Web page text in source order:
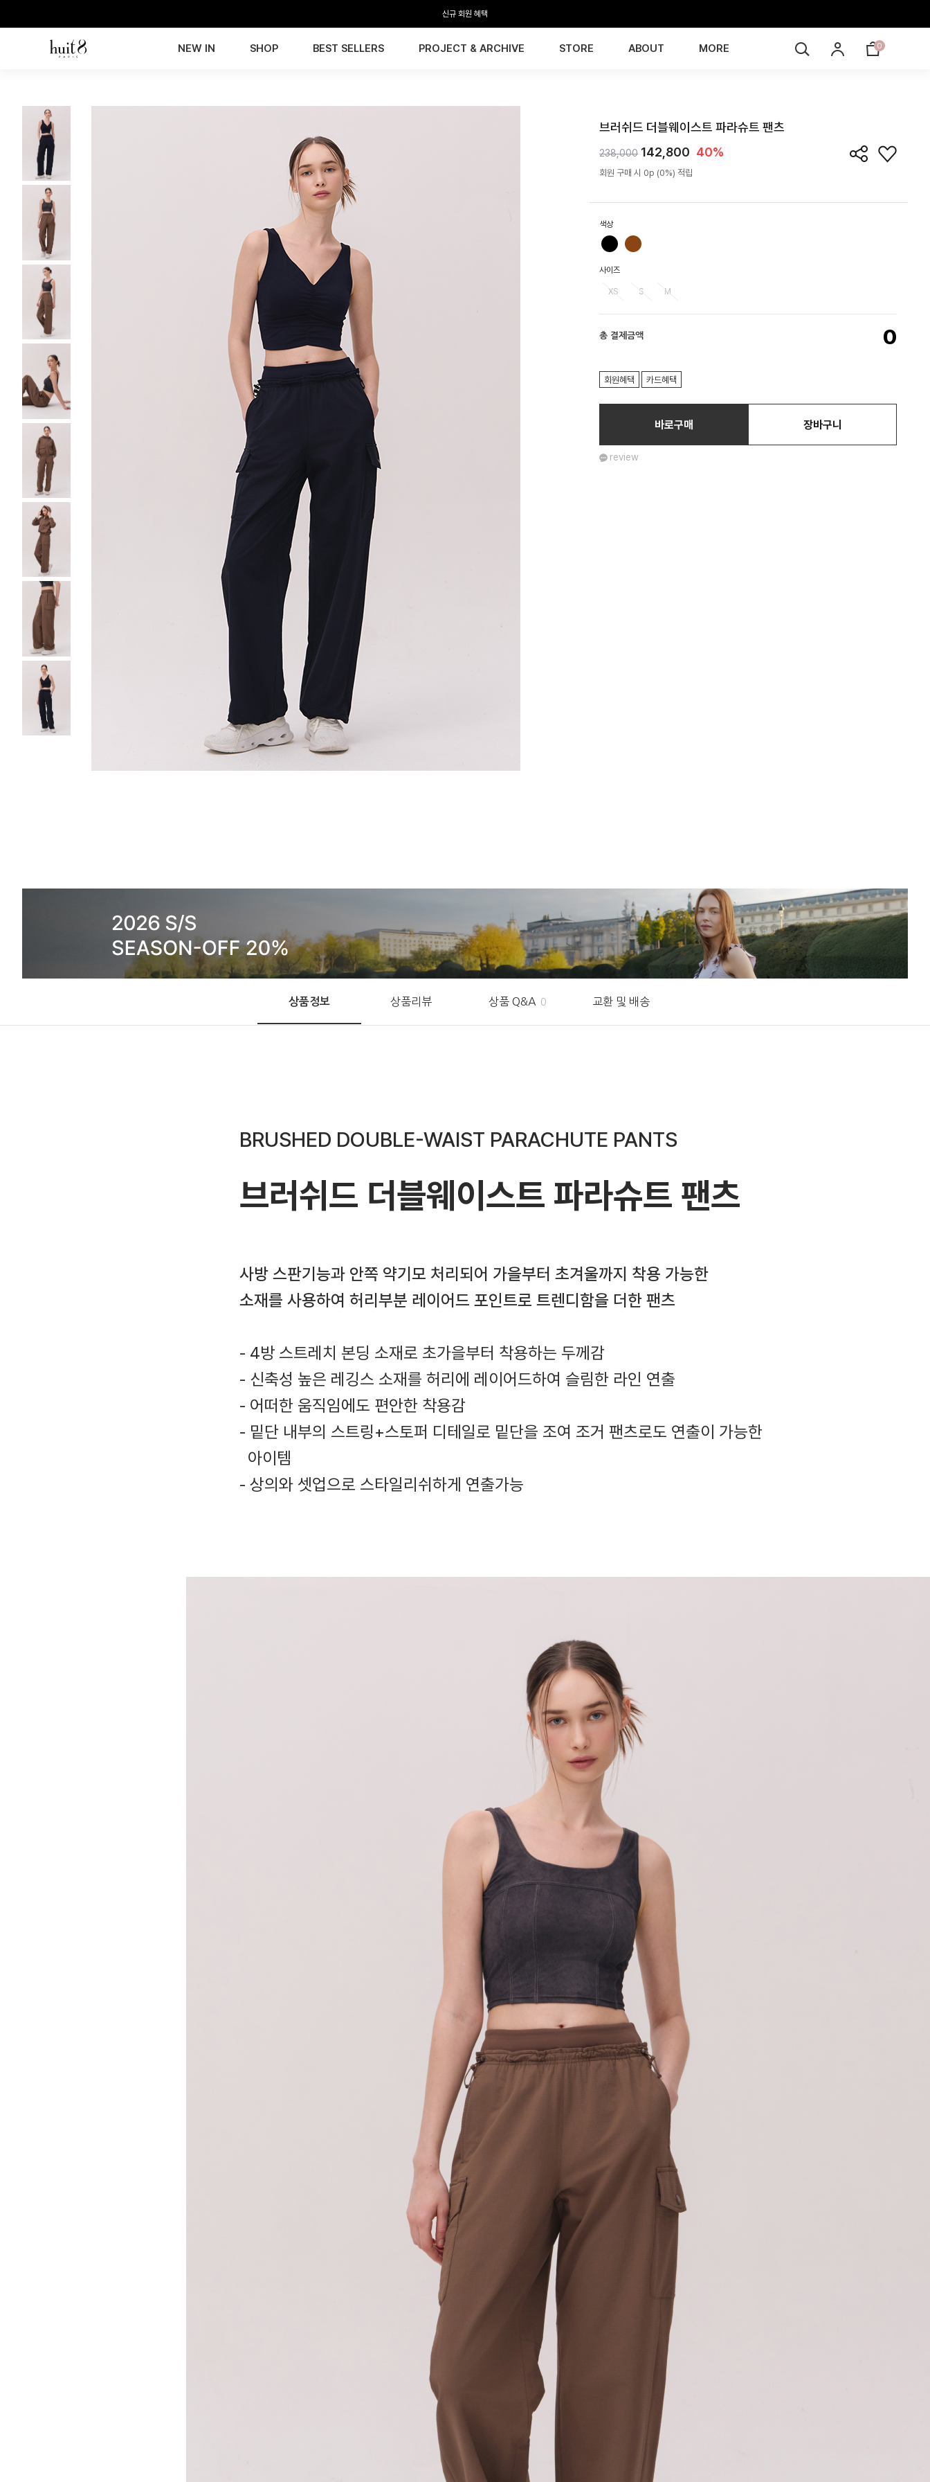
신규 회원 혜택
NEW IN SHOP BEST SELLERS PROJECT & ARCHIVE STORE ABOUT MORE 0
브러쉬드 더블웨이스트 파라슈트 팬츠
238,000 142,800 40%
회원 구매 시 0p (0%) 적립
색상
사이즈
XS S M
총 결제금액 0
회원혜택 카드혜택
바로구매 장바구니
review
상품정보 상품리뷰 상품 Q&A 0 교환 및 배송
BRUSHED DOUBLE-WAIST PARACHUTE PANTS
브러쉬드 더블웨이스트 파라슈트 팬츠
사방 스판기능과 안쪽 약기모 처리되어 가을부터 초겨울까지 착용 가능한
소재를 사용하여 허리부분 레이어드 포인트로 트렌디함을 더한 팬츠
- 4방 스트레치 본딩 소재로 초가을부터 착용하는 두께감
- 신축성 높은 레깅스 소재를 허리에 레이어드하여 슬림한 라인 연출
- 어떠한 움직임에도 편안한 착용감
- 밑단 내부의 스트링+스토퍼 디테일로 밑단을 조여 조거 팬츠로도 연출이 가능한
아이템
- 상의와 셋업으로 스타일리쉬하게 연출가능